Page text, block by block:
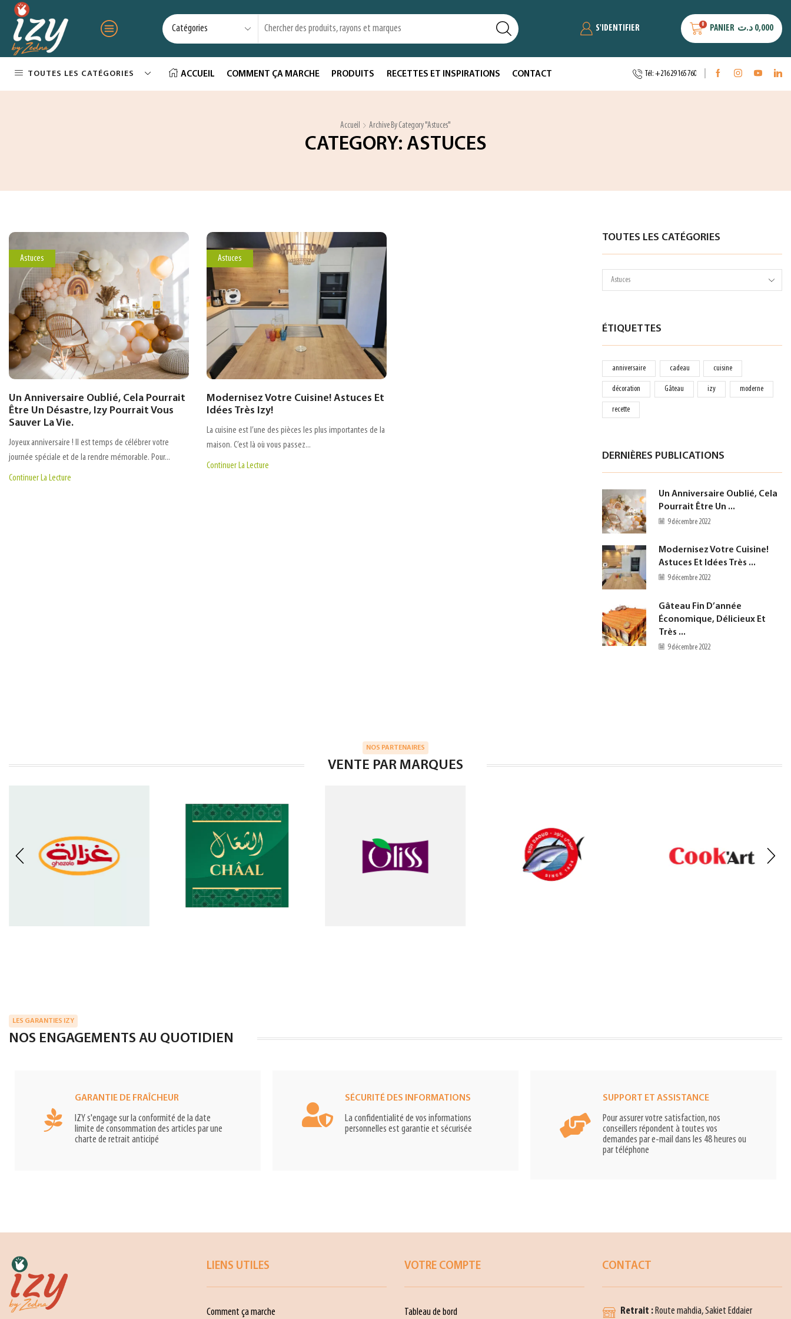
S'IDENTIFIER 0 PANIER 0,000 د.ت
TOUTES LES CATÉGORIES ACCUEIL COMMENT ÇA MARCHE PRODUITS RECETTES ET INSPIRATIONS CONTACT Tél: +216 29 165 760
Accueil Archive By Category "Astuces"
CATEGORY: ASTUCES
Astuces
Un Anniversaire Oublié, Cela Pourrait
Être Un Désastre, Izy Pourrait Vous
Sauver La Vie.
Joyeux anniversaire ! Il est temps de célébrer votre
journée spéciale et de la rendre mémorable. Pour...
Continuer La Lecture
Astuces
Modernisez Votre Cuisine! Astuces Et
Idées Très Izy!
La cuisine est l’une des pièces les plus importantes de la
maison. C’est là où vous passez...
Continuer La Lecture
TOUTES LES CATÉGORIES
ÉTIQUETTES
anniversaire cadeau cuisine
décoration Gâteau izy moderne
recette
DERNIÈRES PUBLICATIONS
Un Anniversaire Oublié, Cela
Pourrait Être Un ...
9 décembre 2022
Modernisez Votre Cuisine!
Astuces Et Idées Très ...
9 décembre 2022
Gâteau Fin D’année
Économique, Délicieux Et
Très ...
9 décembre 2022
NOS PARTENAIRES
VENTE PAR MARQUES
LES GARANTIES IZY
NOS ENGAGEMENTS AU QUOTIDIEN
GARANTIE DE FRAÎCHEUR
IZY s'engage sur la conformité de la date
limite de consommation des articles par une
charte de retrait anticipé
SÉCURITÉ DES INFORMATIONS
La confidentialité de vos informations
personnelles est garantie et sécurisée
SUPPORT ET ASSISTANCE
Pour assurer votre satisfaction, nos
conseillers répondent à toutes vos
demandes par e-mail dans les 48 heures ou
par téléphone
LIENS UTILES
Comment ça marche
VOTRE COMPTE
Tableau de bord
CONTACT
Retrait :Route mahdia, Sakiet Eddaier